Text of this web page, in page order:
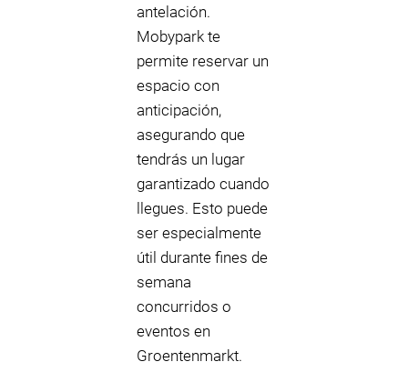
antelación.
Mobypark te
permite reservar un
espacio con
anticipación,
asegurando que
tendrás un lugar
garantizado cuando
llegues. Esto puede
ser especialmente
útil durante fines de
semana
concurridos o
eventos en
Groentenmarkt.